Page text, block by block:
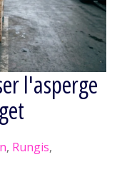
l'asperge
, Rungis,